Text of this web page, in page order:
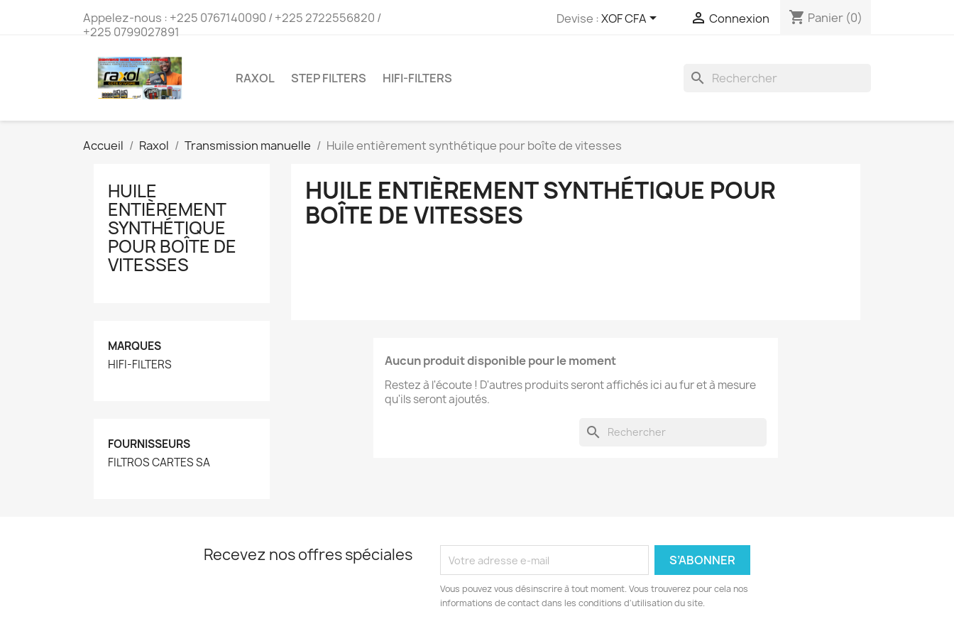
Appelez-nous : +225 0767140090 / +225 2722556820 /
+225 0799027891
Devise :XOF CFA  Connexion shopping_cart Panier (0)
RAXOL STEP FILTERS HIFI-FILTERS search
Accueil Raxol Transmission manuelle Huile entièrement synthétique pour boîte de vitesses
HUILE
ENTIÈREMENT
SYNTHÉTIQUE
POUR BOÎTE DE
VITESSES
MARQUES
HIFI-FILTERS
FOURNISSEURS
FILTROS CARTES SA
HUILE ENTIÈREMENT SYNTHÉTIQUE POUR
BOÎTE DE VITESSES
Aucun produit disponible pour le moment
Restez à l'écoute ! D'autres produits seront affichés ici au fur et à mesure
qu'ils seront ajoutés.
search
Recevez nos offres spéciales
Vous pouvez vous désinscrire à tout moment. Vous trouverez pour cela nos
informations de contact dans les conditions d'utilisation du site.